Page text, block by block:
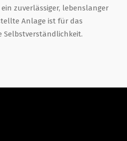
zuverlässiger, lebenslanger
Anlage ist für das
Selbstverständlichkeit.